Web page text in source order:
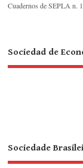
Cuadernos de SEPLA n.
Sociedad de
Sociedade